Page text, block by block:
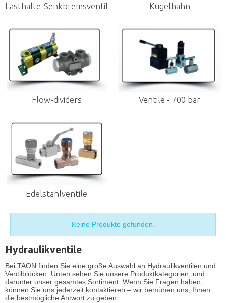
Lasthalte-Senkbremsventil Kugelhahn
Flow-dividers Ventile - 700 bar
Edelstahlventile
Keine Produkte gefunden.
Hydraulikventile
Bei TAON finden Sie eine große Auswahl an Hydraulikventilen und
Ventilblöcken. Unten sehen Sie unsere Produktkategorien, und
darunter unser gesamtes Sortiment. Wenn Sie Fragen haben,
können Sie uns jederzeit kontaktieren – wir bemühen uns, Ihnen
die bestmögliche Antwort zu geben.